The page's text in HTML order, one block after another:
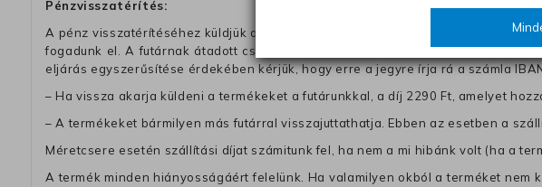
Pénzvisszatérítés:
A pénz visszatérítéséhez küldjük a futárt, hogy vegye át Öntől a terméket/
fogadunk el. A futárnak átadott csomagba kérjük, hogy a visszaküldés
eljárás egyszerűsítése érdekében kérjük, hogy erre a jegyre írja rá a számla
– Ha vissza akarja küldeni a termékeket a futárunkkal, a díj 2290 Ft, amelyet
– A termékeket bármilyen más futárral visszajuttathatja. Ebben az esetben a
Méretcsere esetén szállítási díjat számitunk fel, ha nem a mi hibánk volt (ha a
A termék minden hiányosságáért felelünk. Ha valamilyen okból a terméket